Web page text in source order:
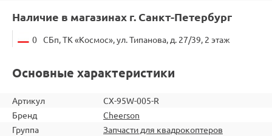
Наличие в магазинах г. Санкт-Петербург
0 СБп, ТК «Космос», ул. Типанова, д. 27/39, 2 этаж
Основные характеристики
Артикул
CX-95W-005-R
Бренд
Cheerson
Группа
Запчасти для квадрокоптеров